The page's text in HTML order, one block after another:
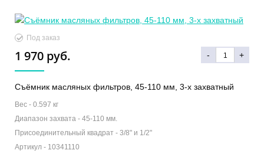
Под заказ
1 970 руб. - +
Съёмник масляных фильтров, 45-110 мм, 3-х захватный
Вес - 0.597 кг
Диапазон захвата - 45-110 мм.
Присоединительный квадрат - 3/8" и 1/2"
Артикул - 10341110